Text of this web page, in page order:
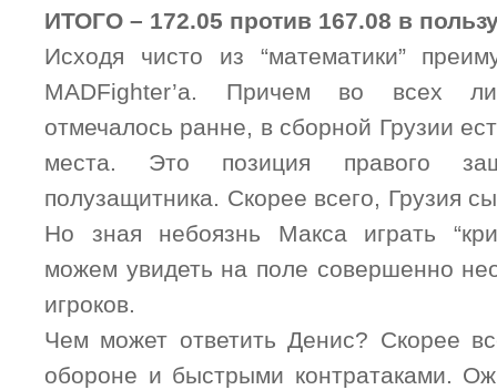
ИТОГО – 172.05 против 167.08 в
Исходя чисто из “математики”
MADFighter’а. Причем во всех
отмечалось ранне, в сборной Грузии
места. Это позиция правого
полузащитника. Скорее всего, Грузия
Но зная небоязнь Макса играть
можем увидеть на поле совершенно
игроков.
Чем может ответить Денис? Скорее
обороне и быстрыми контратаками.